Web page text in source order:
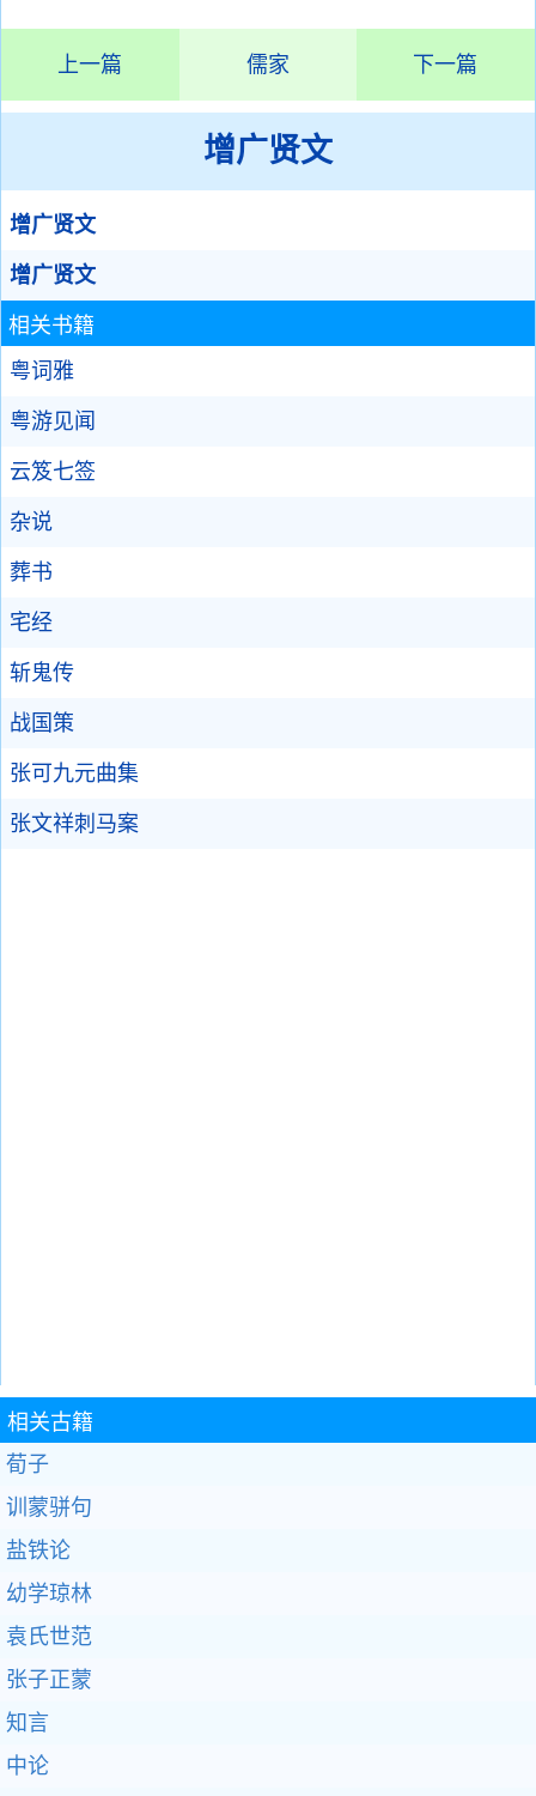
上一篇 儒家 下一篇
增广贤文
增广贤文
增广贤文
相关书籍
粤词雅
粤游见闻
云笈七签
杂说
葬书
宅经
斩鬼传
战国策
张可九元曲集
张文祥刺马案
相关古籍
荀子
训蒙骈句
盐铁论
幼学琼林
袁氏世范
张子正蒙
知言
中论